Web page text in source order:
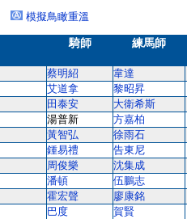
模擬鳥瞰重溫
騎師 練馬師
蔡明紹 韋達
艾道拿 黎昭昇
田泰安 大衛希斯
湯普新 方嘉柏
黃智弘 徐雨石
鍾易禮 告東尼
周俊樂 沈集成
潘頓 伍鵬志
霍宏聲 廖康銘
巴度 賀賢